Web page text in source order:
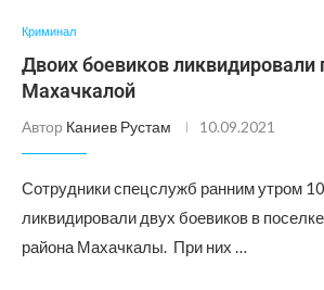
Криминал
Двоих боевиков ликвидировали
Махачкалой
Автор Каниев Рустам 10.09.2021
Сотрудники спецслужб ранним утром
ликвидировали двух боевиков в
района Махачкалы. При них …